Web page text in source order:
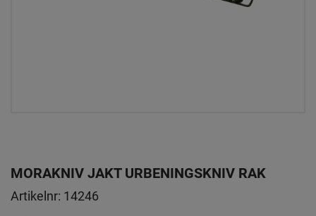
MORAKNIV JAKT URBENINGSKNIV RAK
Artikelnr: 14246